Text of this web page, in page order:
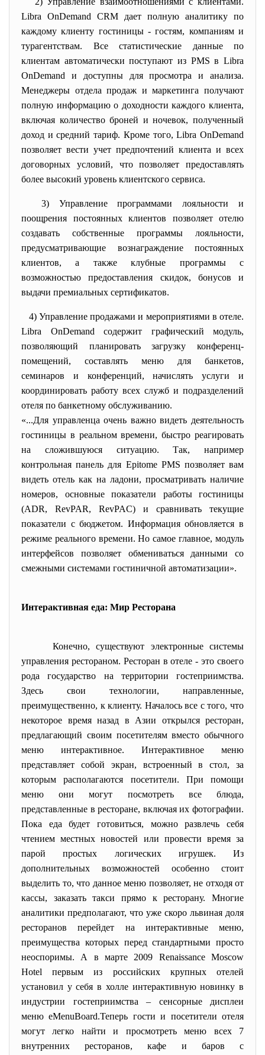
Libra OnDemand CRM дает полную аналитику по
каждому клиенту гостиницы - гостям, компаниям и
турагентствам. Все статистические данные по
клиентам автоматически поступают из PMS в Libra
OnDemand и доступны для просмотра и анализа.
Менеджеры отдела продаж и маркетинга получают
полную информацию о доходности каждого клиента,
включая количество броней и ночевок, полученный
доход и средний тариф. Кроме того, Libra OnDemand
позволяет вести учет предпочтений клиента и всех
договорных условий, что позволяет предоставлять
более высокий уровень клиентского сервиса.
3) Управление программами лояльности и
поощрения постоянных клиентов позволяет отелю
создавать собственные программы лояльности,
предусматривающие вознаграждение постоянных
клиентов, а также клубные программы с
возможностью предоставления скидок, бонусов и
выдачи премиальных сертификатов.
4) Управление продажами и мероприятиями в отеле.
Libra OnDemand содержит графический модуль,
позволяющий планировать загрузку конференц-
помещений, составлять меню для банкетов,
семинаров и конференций, начислять услуги и
координировать работу всех служб и подразделений
отеля по банкетному обслуживанию.
«...Для управленца очень важно видеть деятельность
гостиницы в реальном времени, быстро реагировать
на сложившуюся ситуацию. Так, например
контрольная панель для Epitome PMS позволяет вам
видеть отель как на ладони, просматривать наличие
номеров, основные показатели работы гостиницы
(ADR, RevPAR, RevPAC) и сравнивать текущие
показатели с бюджетом. Информация обновляется в
режиме реального времени. Но самое главное, модуль
интерфейсов позволяет обмениваться данными со
смежными системами гостиничной автоматизации».
Интерактивная еда: Мир Ресторана
Конечно, существуют электронные системы
управления рестораном. Ресторан в отеле - это своего
рода государство на территории гостеприимства.
Здесь свои технологии, направленные,
преимущественно, к клиенту. Началось все с того, что
некоторое время назад в Азии открылся ресторан,
предлагающий своим посетителям вместо обычного
меню интерактивное. Интерактивное меню
представляет собой экран, встроенный в стол, за
которым располагаются посетители. При помощи
меню они могут посмотреть все блюда,
представленные в ресторане, включая их фотографии.
Пока еда будет готовиться, можно развлечь себя
чтением местных новостей или провести время за
парой простых логических игрушек. Из
дополнительных возможностей особенно стоит
выделить то, что данное меню позволяет, не отходя от
кассы, заказать такси прямо к ресторану. Многие
аналитики предполагают, что уже скоро львиная доля
ресторанов перейдет на интерактивные меню,
преимущества которых перед стандартными просто
неоспоримы. А в марте 2009 Renaissance Moscow
Hotel первым из российских крупных отелей
установил у себя в холле интерактивную новинку в
индустрии гостеприимства – сенсорные дисплеи
меню eMenuBoard.Теперь гости и посетители отеля
могут легко найти и просмотреть меню всех 7
внутренних ресторанов, кафе и баров с